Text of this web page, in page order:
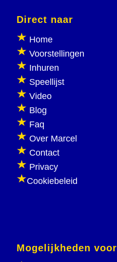
Direct naar
Home
Voorstellingen
Inhuren
Speellijst
Video
Blog
Faq
Over Marcel
Contact
Privacy
Cookiebeleid
Mogelijkheden voor